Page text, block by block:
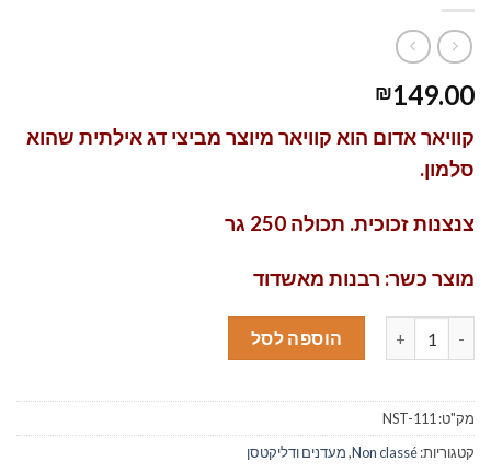
₪149.00
קוויאר אדום הוא קוויאר מיוצר מביצי דג אילתית שהוא
סלמון.
צנצנות זכוכית. תכולה 250 גר
מוצר כשר: רבנות מאשדוד
כמות של קוויאר אדום מסלמון – 250גר'
הוספה לסל
מק"ט:NST-111
קטגוריות:Non classé
,מעדנים ודליקטסן